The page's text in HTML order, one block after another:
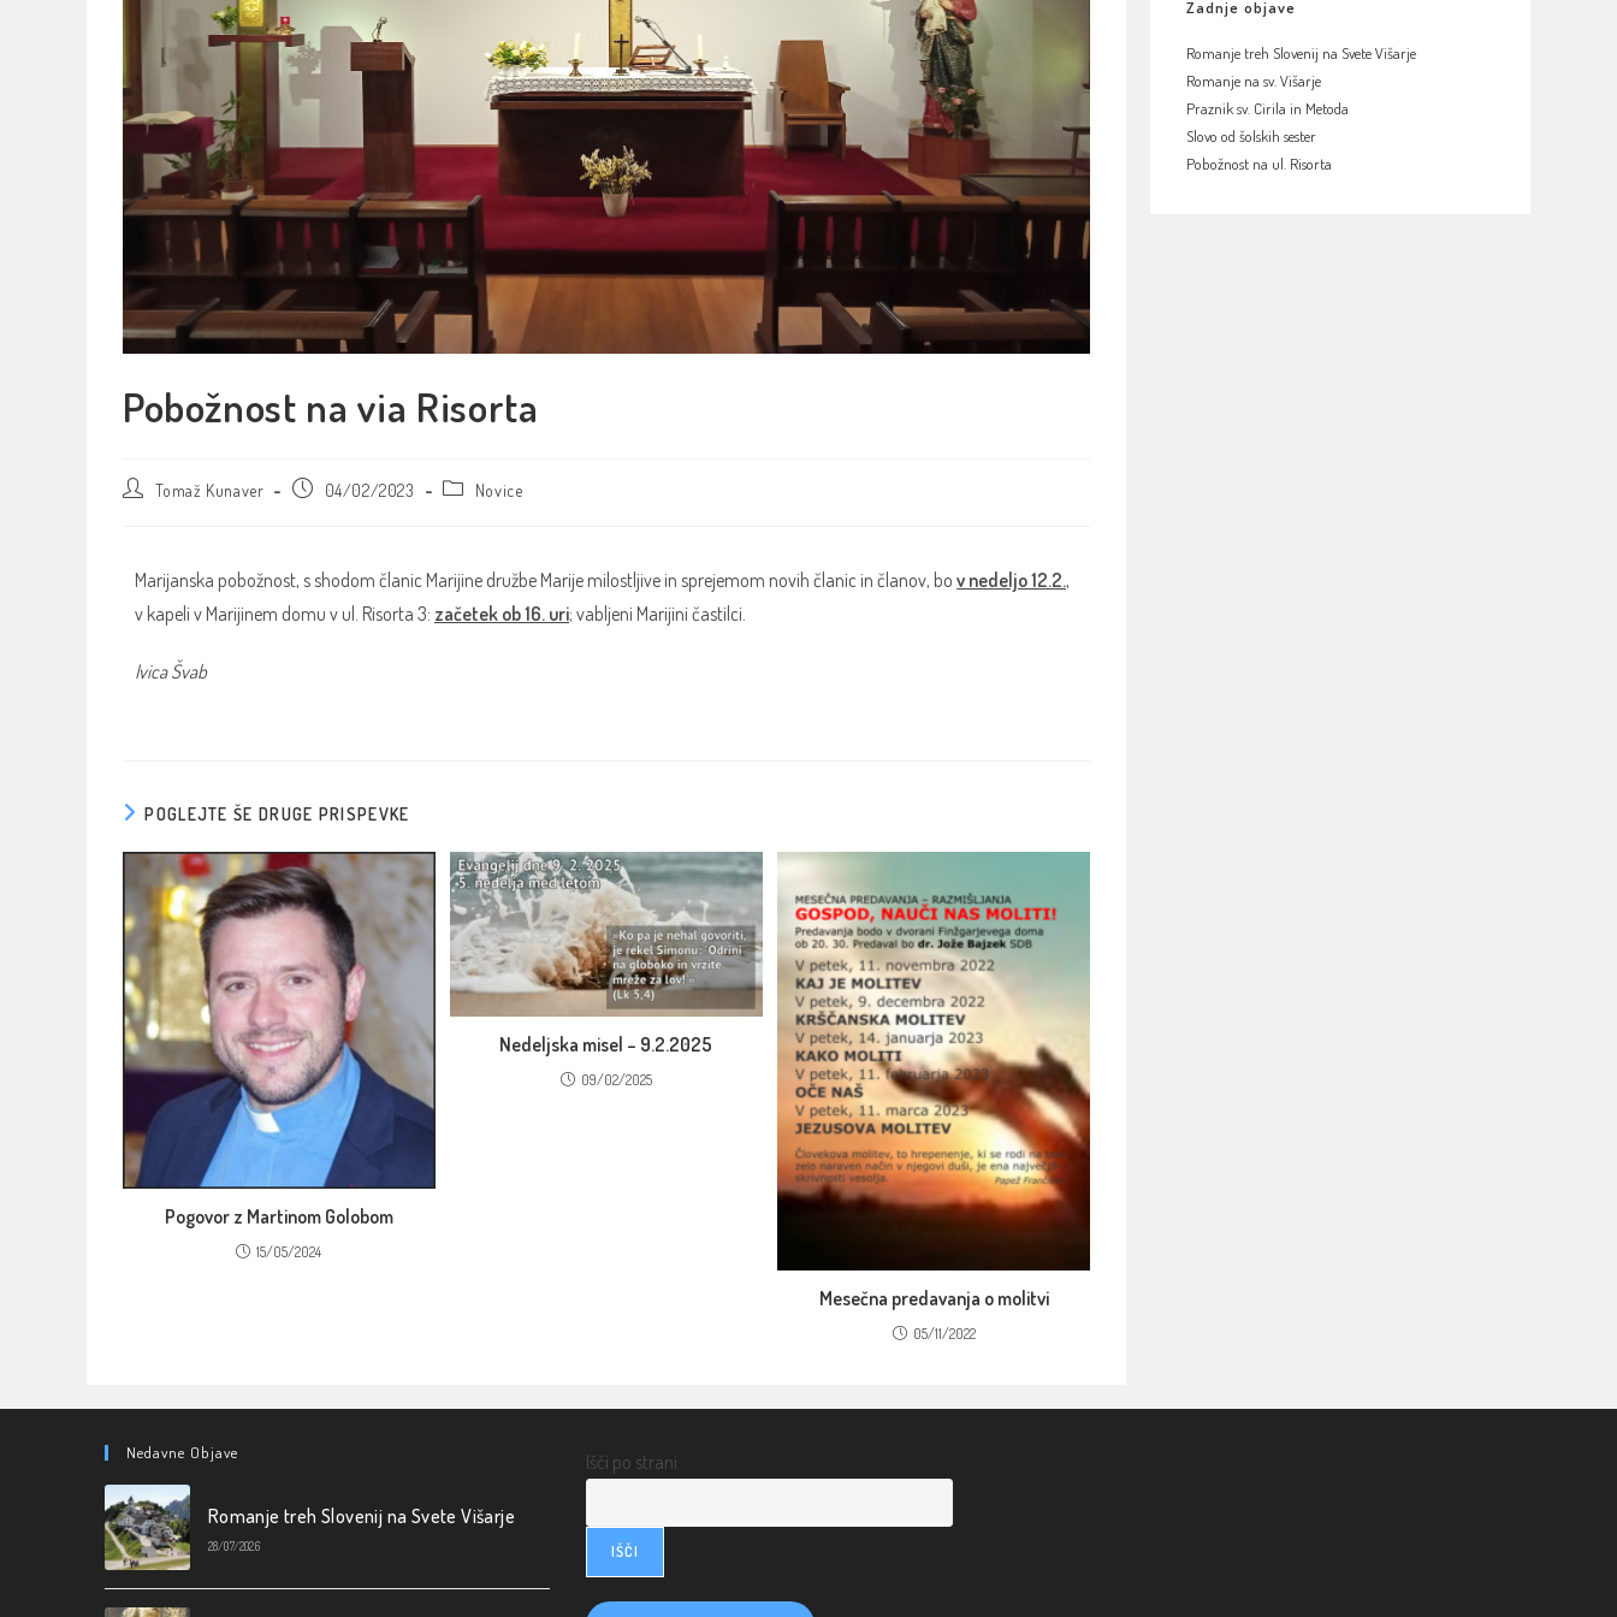
Pobožnost na via Risorta
Tomaž Kunaver 04/02/2023 Novice
Marijanska pobožnost, s shodom članic Marijine družbe Marije milostljive in sprejemom novih članic in članov, bo v nedeljo 12.2.,
v kapeli v Marijinem domu v ul. Risorta 3: začetek ob 16. uri; vabljeni Marijini častilci.
Ivica Švab
POGLEJTE ŠE DRUGE PRISPEVKE
Pogovor z Martinom Golobom
15/05/2024
Nedeljska misel – 9.2.2025
09/02/2025
Mesečna predavanja o molitvi
05/11/2022
Zadnje objave
Romanje treh Slovenij na Svete Višarje
Romanje na sv. Višarje
Praznik sv. Cirila in Metoda
Slovo od šolskih sester
Pobožnost na ul. Risorta
Nedavne Objave
Romanje treh Slovenij na Svete Višarje
28/07/2026
Išči po strani
IŠČI